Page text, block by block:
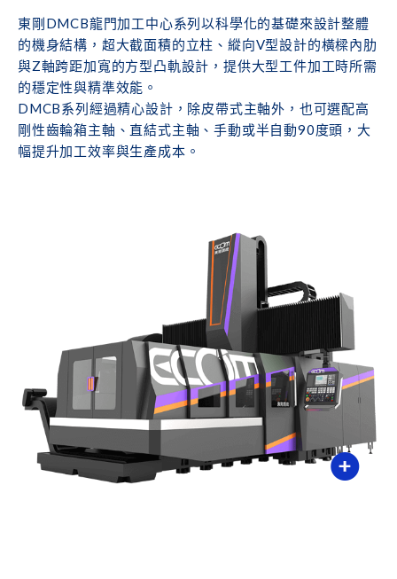
東剛DMCB龍門加工中心系列以科學化的基礎來設計整體
的機身結構，超大截面積的立柱、縱向V型設計的橫樑內肋
與Z軸跨距加寬的方型凸軌設計，提供大型工件加工時所需
的穩定性與精準效能。
DMCB系列經過精心設計，除皮帶式主軸外，也可選配高
剛性齒輪箱主軸、直結式主軸、手動或半自動90度頭，大
幅提升加工效率與生產成本。